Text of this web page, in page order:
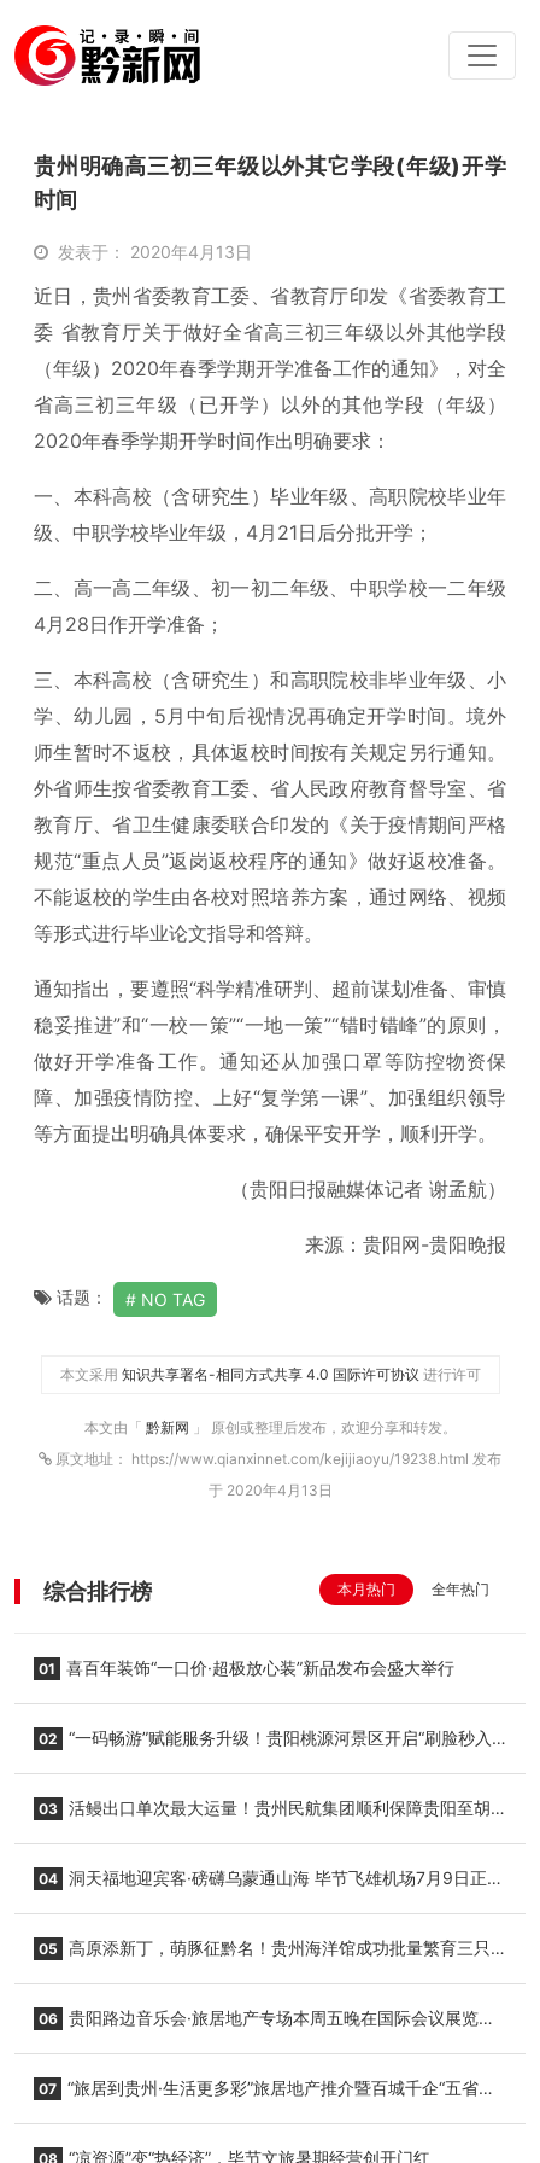
贵州明确高三初三年级以外其它学段(年级)开学
时间
发表于： 2020年4月13日
近日，贵州省委教育工委、省教育厅印发《省委教育工
委 省教育厅关于做好全省高三初三年级以外其他学段
（年级）2020年春季学期开学准备工作的通知》，对全
省高三初三年级（已开学）以外的其他学段（年级）
2020年春季学期开学时间作出明确要求：
一、本科高校（含研究生）毕业年级、高职院校毕业年
级、中职学校毕业年级，4月21日后分批开学；
二、高一高二年级、初一初二年级、中职学校一二年级
4月28日作开学准备；
三、本科高校（含研究生）和高职院校非毕业年级、小
学、幼儿园，5月中旬后视情况再确定开学时间。境外
师生暂时不返校，具体返校时间按有关规定另行通知。
外省师生按省委教育工委、省人民政府教育督导室、省
教育厅、省卫生健康委联合印发的《关于疫情期间严格
规范“重点人员”返岗返校程序的通知》做好返校准备。
不能返校的学生由各校对照培养方案，通过网络、视频
等形式进行毕业论文指导和答辩。
通知指出，要遵照“科学精准研判、超前谋划准备、审慎
稳妥推进”和“一校一策”“一地一策”“错时错峰”的原则，
做好开学准备工作。通知还从加强口罩等防控物资保
障、加强疫情防控、上好“复学第一课”、加强组织领导
等方面提出明确具体要求，确保平安开学，顺利开学。
（贵阳日报融媒体记者 谢孟航）
来源：贵阳网-贵阳晚报
话题： NO TAG
本文采用 知识共享署名-相同方式共享 4.0 国际许可协议 进行许可
本文由「 黔新网 」 原创或整理后发布，欢迎分享和转发。
原文地址： https://www.qianxinnet.com/kejijiaoyu/19238.html 发布
于 2020年4月13日
综合排行榜 本月热门 全年热门
01 喜百年装饰“一口价·超极放心装”新品发布会盛大举行
02 “一码畅游”赋能服务升级！贵阳桃源河景区开启“刷脸秒入
03 活鳗出口单次最大运量！贵州民航集团顺利保障贵阳至胡
04 洞天福地迎宾客·磅礴乌蒙通山海 毕节飞雄机场7月9日正式
05 高原添新丁，萌豚征黔名！贵州海洋馆成功批量繁育三只
06 贵阳路边音乐会·旅居地产专场本周五晚在国际会议展览中
07 “旅居到贵州·生活更多彩”旅居地产推介暨百城千企“五省
08 “凉资源”变“热经济”，毕节文旅暑期经营创开门红